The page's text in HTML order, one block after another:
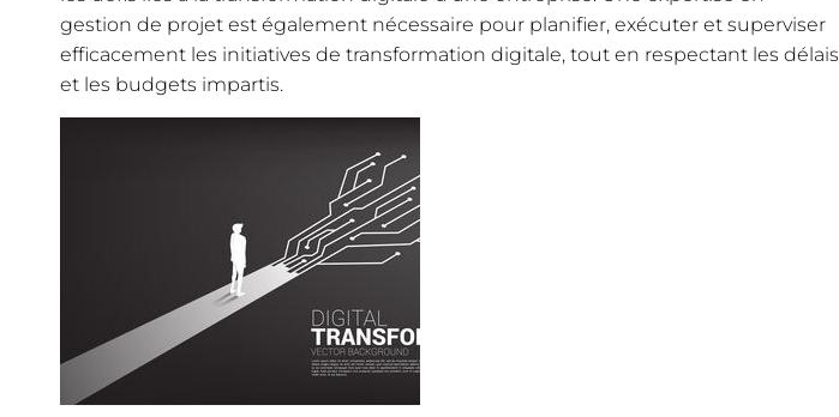
gestion de projet est également nécessaire pour planifier, exécuter et superviser
efficacement les initiatives de transformation digitale, tout en respectant les délais
et les budgets impartis.